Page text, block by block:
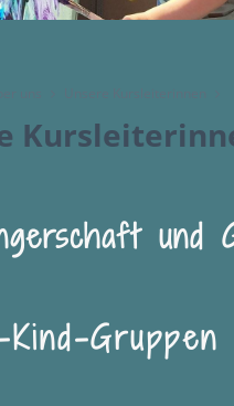
und
Kind-Gruppen